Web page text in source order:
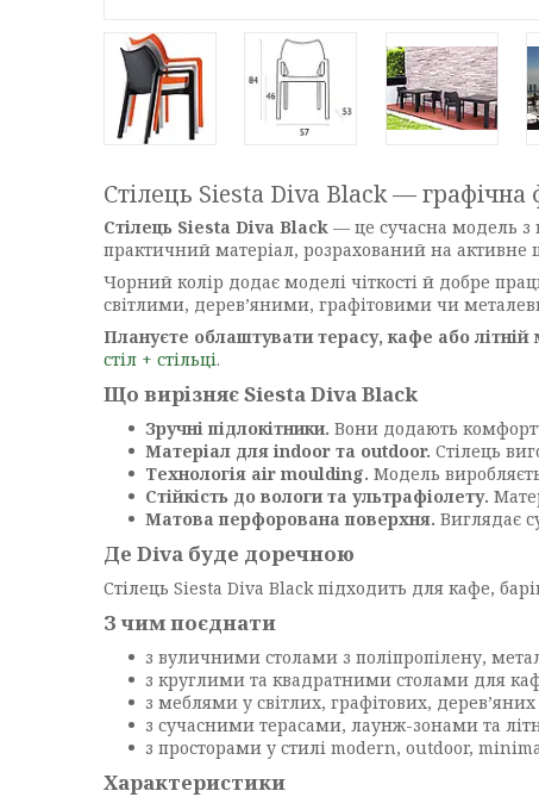
Стілець Siesta Diva Black —
Стілець Siesta Diva Black — це сучасна модель з
практичний матеріал, розрахований на
Чорний колір додає моделі чіткості й добре
світлими, дерев’яними, графітовими чи
Плануєте облаштувати терасу, кафе або
стіл + стільці.
Що вирізняє Siesta Diva Black
Зручні підлокітники. Вони додають
Матеріал для indoor та outdoor. Стілець
Технологія air moulding. Модель
Стійкість до вологи та ультрафіолету.
Матова перфорована поверхня. Виглядає
Де Diva буде доречною
Стілець Siesta Diva Black підходить для кафе,
З чим поєднати
з вуличними столами з поліпропілену,
з круглими та квадратними столами для
з меблями у світлих, графітових,
з сучасними терасами, лаунж-зонами та
з просторами у стилі modern, outdoor,
Характеристики